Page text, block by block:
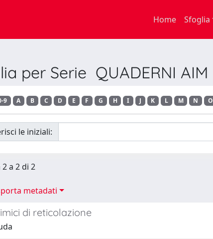
Home Sfoglia
per Serie QUADERNI AIM
9 A B C D E F G H I J K L M N O
le iniziali:
a 2 di 2
metadati
di reticolazione